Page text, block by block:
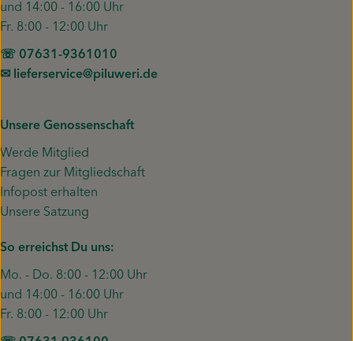
und 14:00 - 16:00 Uhr
Fr. 8:00 - 12:00 Uhr
☏ 07631-9361010
✉︎ lieferservice@piluweri.de
Unsere Genossenschaft
Werde Mitglied
Fragen zur Mitgliedschaft
Infopost erhalten
Unsere Satzung
So erreichst Du uns:
Mo. - Do. 8:00 - 12:00 Uhr
und 14:00 - 16:00 Uhr
Fr. 8:00 - 12:00 Uhr